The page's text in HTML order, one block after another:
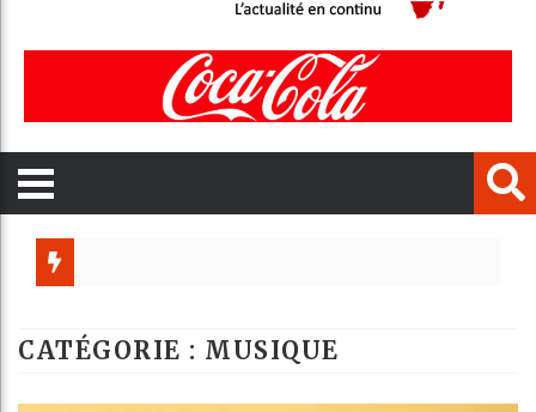
CATÉGORIE : MUSIQUE